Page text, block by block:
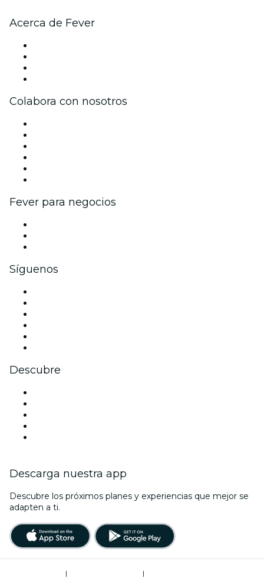
Acerca de Fever
Colabora con nosotros
Fever para negocios
Síguenos
Descubre
Descarga nuestra app
Descubre los próximos planes y experiencias que mejor se
adapten a ti.
| |